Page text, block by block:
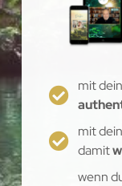
mit
mit
damit
wenn